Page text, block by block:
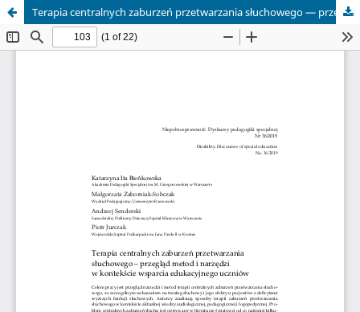
Terapia centralnych zaburzeń przetwarzania słuchowego — przegląd metod i narzędzi w kontekście wsparcia edukacyjnego uczniów